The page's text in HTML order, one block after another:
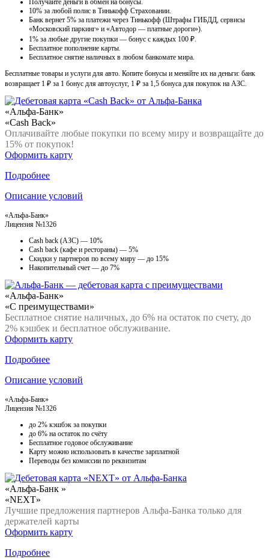
Получайте деньги в обмен на бонусы.
10% за любой полис в Тинькофф Страховании.
Банк вернет 5% за платежи через Тинькофф (Штрафы ГИБДД, сервисы
«Московский паркинг» и «Автодор — платные дороги»).
1% за любые другие покупки — бонус с каждых 100 ₽.
Бесплатное пополнение карты.
Бесплатное снятие наличных в любом банкомате мира.
Бесплатные товары и услуги для авто. Копите бонусы и меняйте их на деньги: банк
возвращает 1 ₽ за 1 бонус для автоуслуг, 1 ₽ за 1,5 бонуса для покупок на АЗС.
«Альфа-Банк»
«Cash Back»
Оплачивайте любые покупки по всему миру и возвращайте до
15% от покупок!
Оформить карту
Подробнее
Описание условий
«Альфа-Банк»
Лицензия №1326
Cash back (АЗС) — 10%
Cash back (кафе и рестораны) — 5%
Скидки у партнеров по всему миру — до 15%
Накопительный счет — до 7%
«Альфа-Банк»
«С преимуществами»
Бесплатное снятие наличных, до 6% на остаток по счету, до
2% кэшбек и бесплатное обслуживание.
Оформить карту
Подробнее
Описание условий
«Альфа-Банк»
Лицензия №1326
до 2% кэшбэк за покупки
до 6% на остаток по счёту
Бесплатное годовое обслуживание
Карту можно использовать в качестве зарплатной
Переводы без комиссии по реквизитам
«Альфа-Банк »
«NEXT»
Лучшие предложения партнеров Альфа-Банка только для
держателей карты
Оформить карту
Подробнее